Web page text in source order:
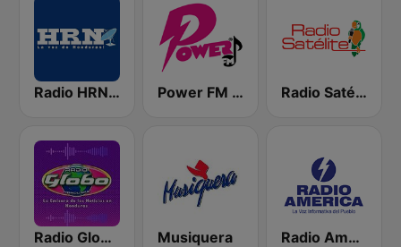
Radio HRN 92.9 FM Power FM Honduras Radio Satélite
Radio Globo Honduras Musiquera Radio América